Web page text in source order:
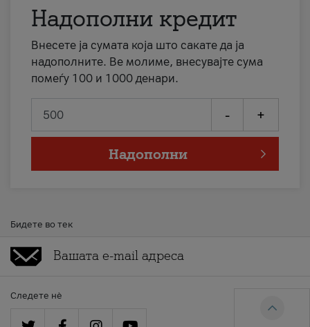
Надополни кредит
Внесете ја сумата која што сакате да ја
надополните. Ве молиме, внесувајте сума
помеѓу 100 и 1000 денари.
- +
Надополни
Бидете во тек
Следете нè